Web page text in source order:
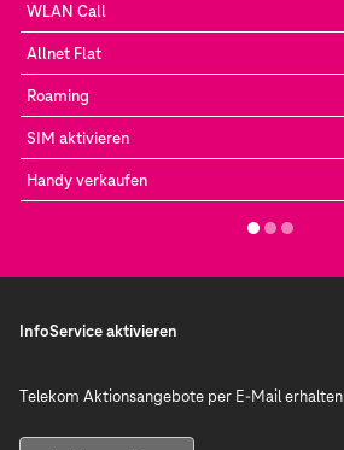
WLAN Call
Allnet Flat
Roaming
SIM aktivieren
Handy verkaufen
InfoService aktivieren
Telekom Aktionsangebote per E-Mail erhalten